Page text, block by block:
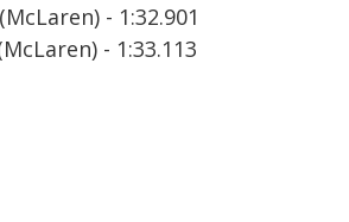
- 1:32.901
- 1:33.113